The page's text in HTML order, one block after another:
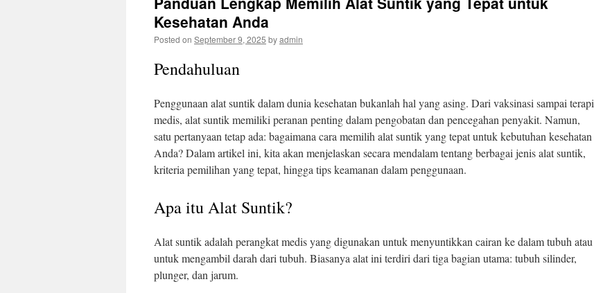
Kesehatan Anda
Posted on September 9, 2025 byadmin
Pendahuluan
Penggunaan alat suntik dalam dunia kesehatan bukanlah hal yang asing. Dari vaksinasi sampai terapi
medis, alat suntik memiliki peranan penting dalam pengobatan dan pencegahan penyakit. Namun,
satu pertanyaan tetap ada: bagaimana cara memilih alat suntik yang tepat untuk kebutuhan kesehatan
Anda? Dalam artikel ini, kita akan menjelaskan secara mendalam tentang berbagai jenis alat suntik,
kriteria pemilihan yang tepat, hingga tips keamanan dalam penggunaan.
Apa itu Alat Suntik?
Alat suntik adalah perangkat medis yang digunakan untuk menyuntikkan cairan ke dalam tubuh atau
untuk mengambil darah dari tubuh. Biasanya alat ini terdiri dari tiga bagian utama: tubuh silinder,
plunger, dan jarum.